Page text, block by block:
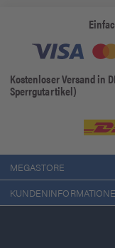
Kostenloser Versand in
Sperrgutartikel)
MEGASTORE